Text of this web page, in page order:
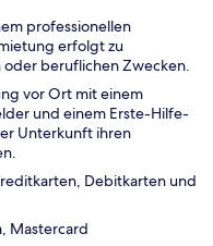
professionellen
erfolgt zu
beruflichen Zwecken.
vor Ort mit einem
und einem Erste-Hilfe-
Unterkunft ihren
Debitkarten und
Mastercard